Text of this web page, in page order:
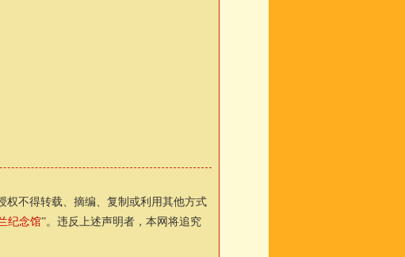
权不得转载、摘编、复制或利用其他方式
纪念馆”。违反上述声明者，本网将追究